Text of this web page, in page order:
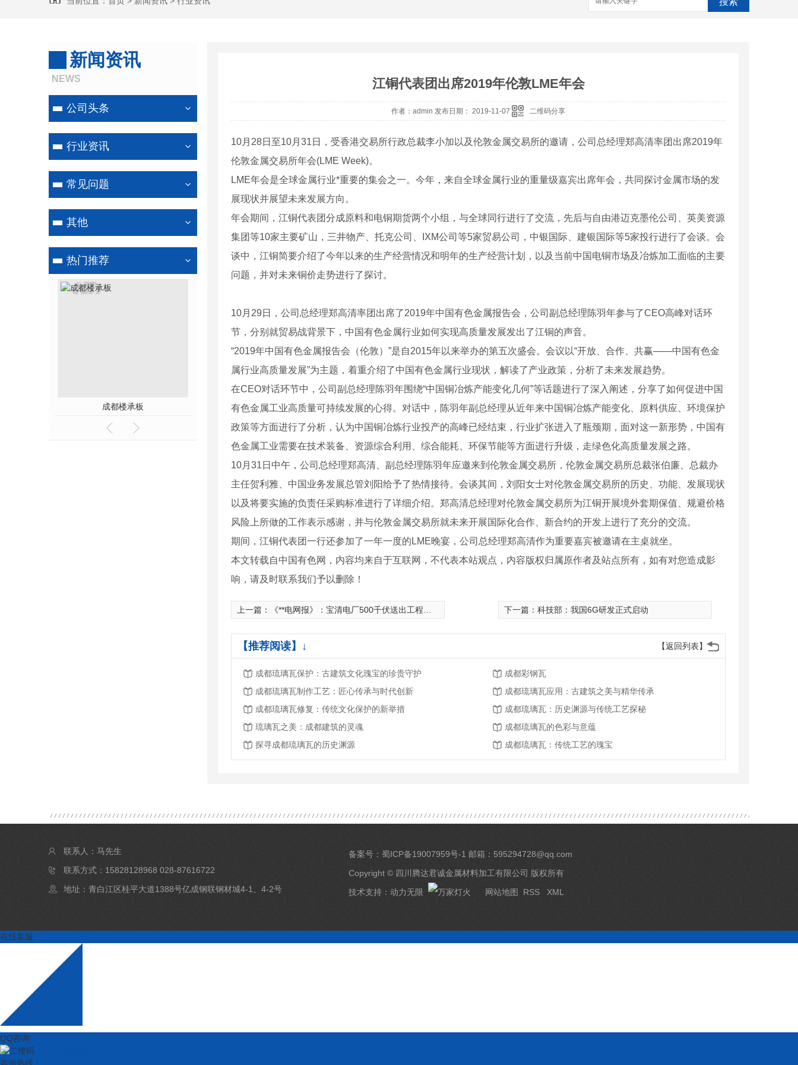
新闻资讯
NEWS
公司头条
行业资讯
常见问题
其他
热门推荐
成都楼承板 成都楼承板批发 成都TD板 成都钢筋桁架钢承板 成都钢筋桁架楼承板厂家
江铜代表团出席2019年伦敦LME年会
作者：admin 发布日期： 2019-11-07 二维码分享
10月28日至10月31日，受香港交易所行政总裁李小加以及伦敦金属交易所的邀请，公司总经理郑高清率团出席2019年
伦敦金属交易所年会(LME Week)。
LME年会是全球金属行业*重要的集会之一。今年，来自全球金属行业的重量级嘉宾出席年会，共同探讨金属市场的发
展现状并展望未来发展方向。
年会期间，江铜代表团分成原料和电铜期货两个小组，与全球同行进行了交流，先后与自由港迈克墨伦公司、英美资源
集团等10家主要矿山，三井物产、托克公司、IXM公司等5家贸易公司，中银国际、建银国际等5家投行进行了会谈。会
谈中，江铜简要介绍了今年以来的生产经营情况和明年的生产经营计划，以及当前中国电铜市场及冶炼加工面临的主要
问题，并对未来铜价走势进行了探讨。
10月29日，公司总经理郑高清率团出席了2019年中国有色金属报告会，公司副总经理陈羽年参与了CEO高峰对话环
节，分别就贸易战背景下，中国有色金属行业如何实现高质量发展发出了江铜的声音。
“2019年中国有色金属报告会（伦敦）”是自2015年以来举办的第五次盛会。会议以“开放、合作、共赢——中国有色金
属行业高质量发展”为主题，着重介绍了中国有色金属行业现状，解读了产业政策，分析了未来发展趋势。
在CEO对话环节中，公司副总经理陈羽年围绕“中国铜冶炼产能变化几何”等话题进行了深入阐述，分享了如何促进中国
有色金属工业高质量可持续发展的心得。对话中，陈羽年副总经理从近年来中国铜冶炼产能变化、原料供应、环境保护
政策等方面进行了分析，认为中国铜冶炼行业投产的高峰已经结束，行业扩张进入了瓶颈期，面对这一新形势，中国有
色金属工业需要在技术装备、资源综合利用、综合能耗、环保节能等方面进行升级，走绿色化高质量发展之路。
10月31日中午，公司总经理郑高清、副总经理陈羽年应邀来到伦敦金属交易所，伦敦金属交易所总裁张伯廉、总裁办
主任贺利雅、中国业务发展总管刘阳给予了热情接待。会谈其间，刘阳女士对伦敦金属交易所的历史、功能、发展现状
以及将要实施的负责任采购标准进行了详细介绍。郑高清总经理对伦敦金属交易所为江铜开展境外套期保值、规避价格
风险上所做的工作表示感谢，并与伦敦金属交易所就未来开展国际化合作、新合约的开发上进行了充分的交流。
期间，江铜代表团一行还参加了一年一度的LME晚宴，公司总经理郑高清作为重要嘉宾被邀请在主桌就坐。
本文转载自中国有色网，内容均来自于互联网，不代表本站观点，内容版权归属原作者及站点所有，如有对您造成影
响，请及时联系我们予以删除！
上一篇： 《**电网报》：宝清电厂500千伏送出工程带负荷运行 下一篇： 科技部：我国6G研发正式启动
【返回列表】
【推荐阅读】↓
成都琉璃瓦保护：古建筑文化瑰宝的珍贵守护
成都彩钢瓦
成都琉璃瓦制作工艺：匠心传承与时代创新
成都琉璃瓦应用：古建筑之美与精华传承
成都琉璃瓦修复：传统文化保护的新举措
成都琉璃瓦：历史渊源与传统工艺探秘
琉璃瓦之美：成都建筑的灵魂
成都琉璃瓦的色彩与意蕴
探寻成都琉璃瓦的历史渊源
成都琉璃瓦：传统工艺的瑰宝
联系人：马先生
联系方式：15828128968 028-87616722
地址：青白江区桂平大道1388号亿成钢联钢材城4-1、4-2号
备案号： 蜀ICP备19007959号-1 邮箱：595294728@qq.com
Copyright © 四川腾达君诚金属材料加工有限公司 版权所有
技术支持： 动力无限 网站地图 RSS XML
在线客服
QQ咨询